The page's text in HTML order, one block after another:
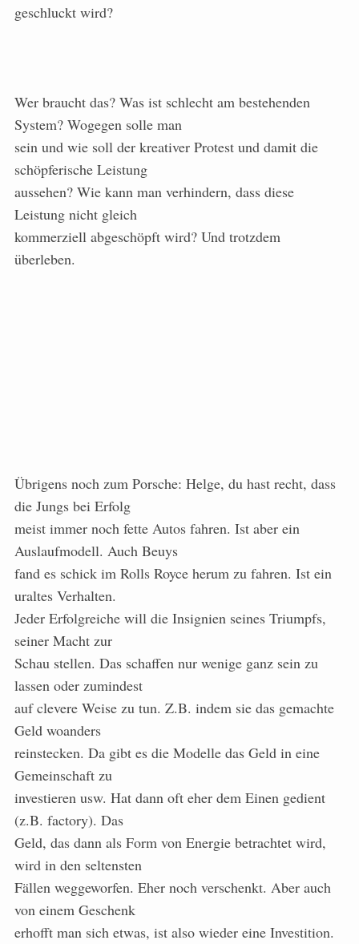
geschluckt wird?
Wer braucht das? Was ist schlecht am bestehenden
System? Wogegen solle man
sein und wie soll der kreativer Protest und damit die
schöpferische Leistung
aussehen? Wie kann man verhindern, dass diese
Leistung nicht gleich
kommerziell abgeschöpft wird? Und trotzdem
überleben.
Übrigens noch zum Porsche: Helge, du hast recht, dass
die Jungs bei Erfolg
meist immer noch fette Autos fahren. Ist aber ein
Auslaufmodell. Auch Beuys
fand es schick im Rolls Royce herum zu fahren. Ist ein
uraltes Verhalten.
Jeder Erfolgreiche will die Insignien seines Triumpfs,
seiner Macht zur
Schau stellen. Das schaffen nur wenige ganz sein zu
lassen oder zumindest
auf clevere Weise zu tun. Z.B. indem sie das gemachte
Geld woanders
reinstecken. Da gibt es die Modelle das Geld in eine
Gemeinschaft zu
investieren usw. Hat dann oft eher dem Einen gedient
(z.B. factory). Das
Geld, das dann als Form von Energie betrachtet wird,
wird in den seltensten
Fällen weggeworfen. Eher noch verschenkt. Aber auch
von einem Geschenk
erhofft man sich etwas, ist also wieder eine Investition.